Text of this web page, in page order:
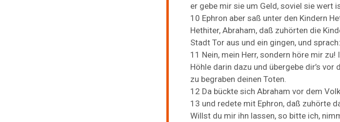
er gebe mir sie um Geld, soviel sie wert
10 Ephron aber saß unter den Kindern
Hethiter, Abraham, daß zuhörten die
Stadt Tor aus und ein gingen, und sprach:
11 Nein, mein Herr, sondern höre mir zu!
Höhle darin dazu und übergebe dir’s vor
zu begraben deinen Toten.
12 Da bückte sich Abraham vor dem Volk
13 und redete mit Ephron, daß zuhörte
Willst du mir ihn lassen, so bitte ich,